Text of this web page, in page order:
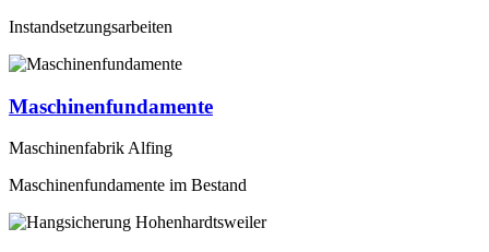
Instandsetzungsarbeiten
Maschinenfundamente
Maschinenfabrik Alfing
Maschinenfundamente im Bestand